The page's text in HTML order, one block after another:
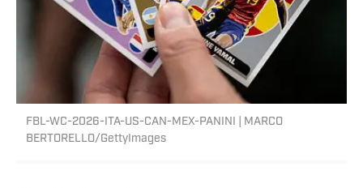
FBL-WC-2026-ITA-US-CAN-MEX-PANINI | MARCO
BERTORELLO/GettyImages